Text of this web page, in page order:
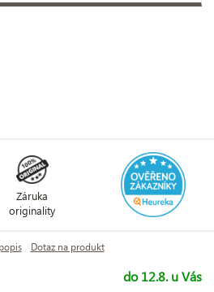
Záruka
originality
Dotaz na produkt
do 12.8. u Vás